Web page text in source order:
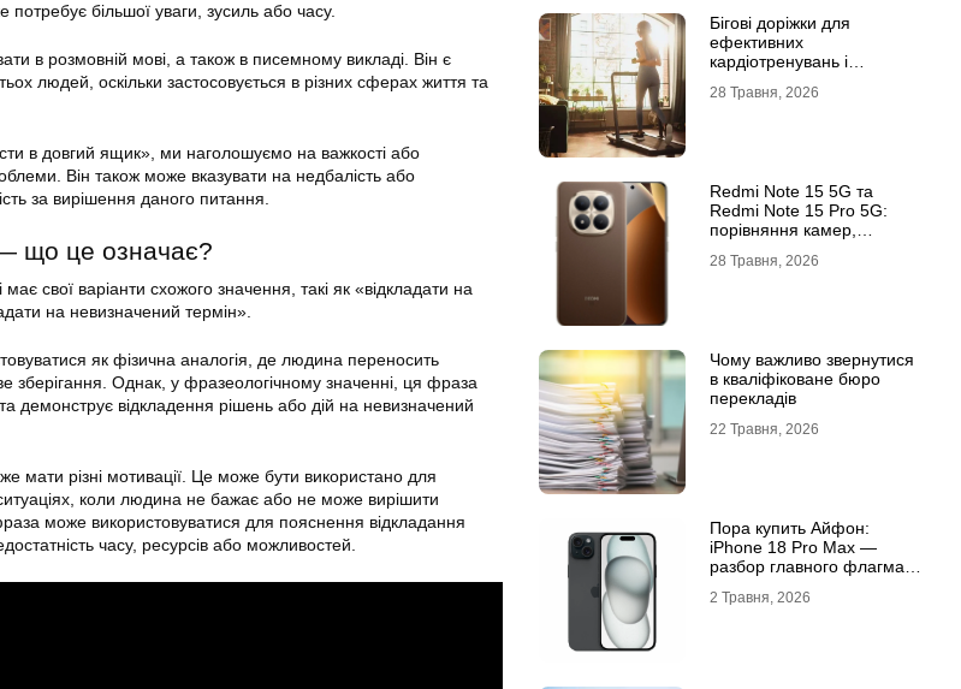
більшої уваги, зусиль або часу.
в розмовній мові, а також в писемному викладі. Він є
людей, оскільки застосовується в різних сферах життя та
в довгий ящик», ми наголошуємо на важкості або
Він також може вказувати на недбалість або
за вирішення даного питання.
що це означає?
свої варіанти схожого значення, такі як «відкладати на
на невизначений термін».
як фізична аналогія, де людина переносить
зберігання. Однак, у фразеологічному значенні, ця фраза
демонструє відкладення рішень або дій на невизначений
мати різні мотивації. Це може бути використано для
коли людина не бажає або не може вирішити
може використовуватися для пояснення відкладання
часу, ресурсів або можливостей.
Бігові доріжки для
ефективних
кардіотренувань і
способу життя
28 Травня, 2026
Redmi Note 15 5G та
Redmi Note 15 Pro 5G:
порівняння камер,
продуктивності
28 Травня, 2026
Чому важливо звернутися
в кваліфіковане бюро
перекладів
22 Травня, 2026
Пора купить Айфон:
iPhone 18 Pro Max —
разбор главного флагмана
2 Травня, 2026